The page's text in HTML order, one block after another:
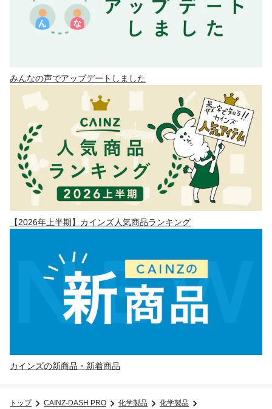
みんなの声でアップデートしました
【2026年上半期】カインズ人気商品ランキング
カインズの新商品・新着商品
トップ CAINZ-DASH PRO 化学製品
化学製品